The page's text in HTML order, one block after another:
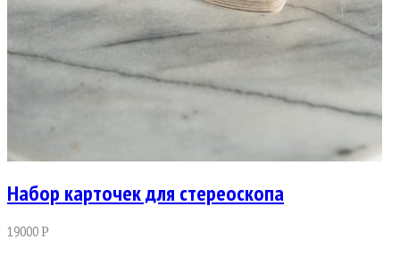
Набор карточек для стереоскопа
19000Р